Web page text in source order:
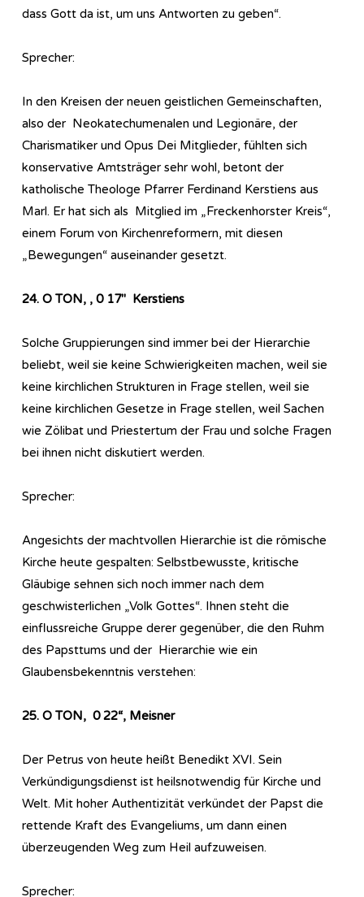
dass Gott da ist, um uns Antworten zu geben“.
Sprecher:
In den Kreisen der neuen geistlichen Gemeinschaften,
also der Neokatechumenalen und Legionäre, der
Charismatiker und Opus Dei Mitglieder, fühlten sich
konservative Amtsträger sehr wohl, betont der
katholische Theologe Pfarrer Ferdinand Kerstiens aus
Marl. Er hat sich als Mitglied im „Freckenhorster Kreis“,
einem Forum von Kirchenreformern, mit diesen
„Bewegungen“ auseinander gesetzt.
24. O TON, , 0 17″ Kerstiens
Solche Gruppierungen sind immer bei der Hierarchie
beliebt, weil sie keine Schwierigkeiten machen, weil sie
keine kirchlichen Strukturen in Frage stellen, weil sie
keine kirchlichen Gesetze in Frage stellen, weil Sachen
wie Zölibat und Priestertum der Frau und solche Fragen
bei ihnen nicht diskutiert werden.
Sprecher:
Angesichts der machtvollen Hierarchie ist die römische
Kirche heute gespalten: Selbstbewusste, kritische
Gläubige sehnen sich noch immer nach dem
geschwisterlichen „Volk Gottes“. Ihnen steht die
einflussreiche Gruppe derer gegenüber, die den Ruhm
des Papsttums und der Hierarchie wie ein
Glaubensbekenntnis verstehen:
25. O TON, 0 22“, Meisner
Der Petrus von heute heißt Benedikt XVI. Sein
Verkündigungsdienst ist heilsnotwendig für Kirche und
Welt. Mit hoher Authentizität verkündet der Papst die
rettende Kraft des Evangeliums, um dann einen
überzeugenden Weg zum Heil aufzuweisen.
Sprecher: